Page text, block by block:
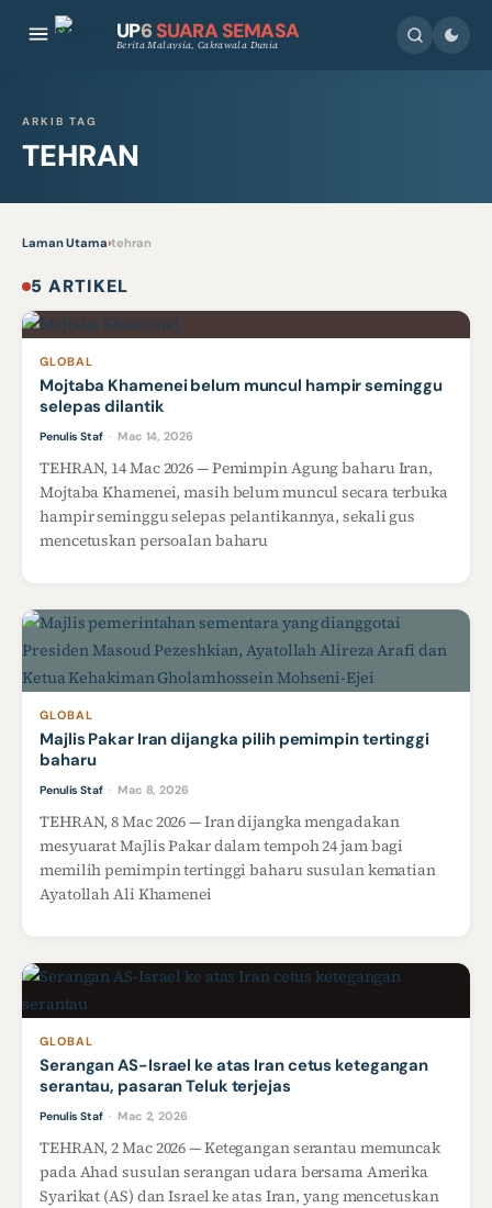
UP6 SUARA SEMASA
Berita Malaysia, Cakrawala Dunia
ARKIB TAG
TEHRAN
Laman Utama›tehran
5 ARTIKEL
GLOBAL
Mojtaba Khamenei belum muncul hampir seminggu
selepas dilantik
Penulis Staf · Mac 14, 2026
TEHRAN, 14 Mac 2026 — Pemimpin Agung baharu Iran,
Mojtaba Khamenei, masih belum muncul secara terbuka
hampir seminggu selepas pelantikannya, sekali gus
mencetuskan persoalan baharu
GLOBAL
Majlis Pakar Iran dijangka pilih pemimpin tertinggi
baharu
Penulis Staf · Mac 8, 2026
TEHRAN, 8 Mac 2026 — Iran dijangka mengadakan
mesyuarat Majlis Pakar dalam tempoh 24 jam bagi
memilih pemimpin tertinggi baharu susulan kematian
Ayatollah Ali Khamenei
GLOBAL
Serangan AS-Israel ke atas Iran cetus ketegangan
serantau, pasaran Teluk terjejas
Penulis Staf · Mac 2, 2026
TEHRAN, 2 Mac 2026 — Ketegangan serantau memuncak
pada Ahad susulan serangan udara bersama Amerika
Syarikat (AS) dan Israel ke atas Iran, yang mencetuskan